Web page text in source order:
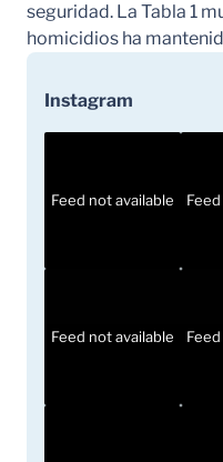
seguridad. La Tabla 1
homicidios ha
Instagram
Feed not available
Feed not available